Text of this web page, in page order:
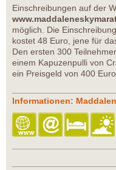
Einschreibungen auf der
möglich. Die
kostet 48 Euro, jene für
Den ersten 300
einem Kapuzenpulli von
ein Preisgeld von 400
Informationen: